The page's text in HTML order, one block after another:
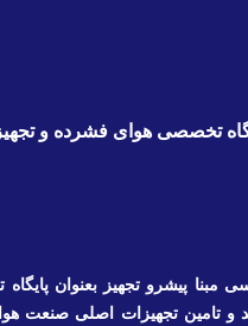
تخصصی هوای فشرده و
مبنا پیشرو تجهیز بعنوان
و تامین تجهیزات اصلی صنعت